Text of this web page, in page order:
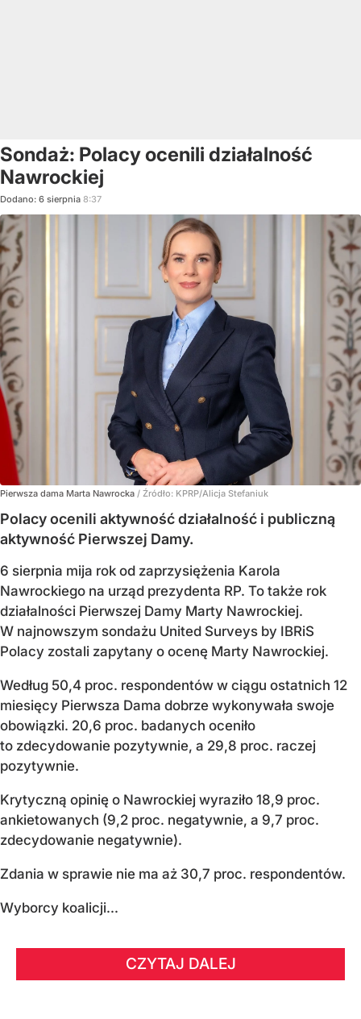
Sondaż: Polacy ocenili działalność
Nawrockiej
Dodano: 6 sierpnia 8:37
Pierwsza dama Marta Nawrocka / Źródło: KPRP/Alicja Stefaniuk
Polacy ocenili aktywność działalność i publiczną
aktywność Pierwszej Damy.
6 sierpnia mija rok od zaprzysiężenia Karola
Nawrockiego na urząd prezydenta RP. To także rok
działalności Pierwszej Damy Marty Nawrockiej.
W najnowszym sondażu United Surveys by IBRiS
Polacy zostali zapytany o ocenę Marty Nawrockiej.
Według 50,4 proc. respondentów w ciągu ostatnich 12
miesięcy Pierwsza Dama dobrze wykonywała swoje
obowiązki. 20,6 proc. badanych oceniło
to zdecydowanie pozytywnie, a 29,8 proc. raczej
pozytywnie.
Krytyczną opinię o Nawrockiej wyraziło 18,9 proc.
ankietowanych (9,2 proc. negatywnie, a 9,7 proc.
zdecydowanie negatywnie).
Zdania w sprawie nie ma aż 30,7 proc. respondentów.
Wyborcy koalicji...
CZYTAJ DALEJ